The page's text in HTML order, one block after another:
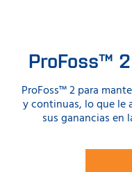
ProFoss™
ProFoss™ 2 para
y continuas, lo que le
sus ganancias en